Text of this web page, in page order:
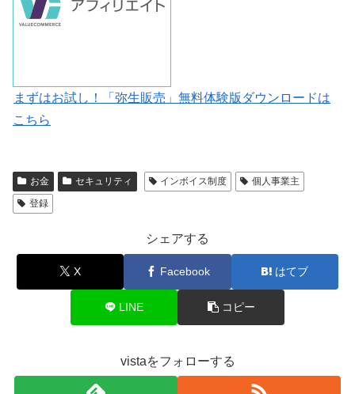
まずはお試し！「弥生販売」無料体験版ダウンロードは
こちら
お金 セキュリティ インボイス制度
個人事業主
登録
シェアする
X Facebook はてブ
LINE コピー
vistaをフォローする